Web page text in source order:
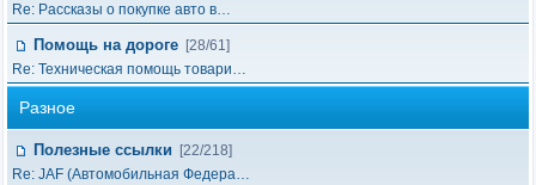
Re: Рассказы о покупке авто в…
Помощь на дороге [28/61]
Re: Техническая помощь товари…
Разное
Полезные ссылки
[22/218]
Re: JAF (Автомобильная Федера…